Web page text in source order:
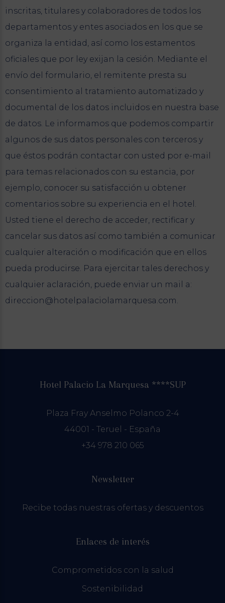
inscritas, titulares y colaboradores de todos los
departamentos y entes asociados en los que se
organiza la entidad, así como los estamentos
oficiales que por ley exijan la cesión. Mediante el
envío del formulario, el remitente presta su
consentimiento al tratamiento automatizado y
documental de los datos incluidos en nuestra base
de datos. Le informamos que podemos compartir
algunos de sus datos personales con terceros y
que éstos podrán contactar con usted por e-mail
para temas relacionados con su estancia, por
ejemplo, conocer su satisfacción u obtener
comentarios sobre su experiencia en el hotel.
Usted tiene el derecho de acceder, rectificar y
cancelar sus datos así como también a comunicar
cualquier alteración o modificación que en ellos
pueda producirse. Para ejercitar tales derechos y
cualquier aclaración, puede enviar un mail a:
direccion@hotelpalaciolamarquesa.com.
Hotel Palacio La Marquesa ****SUP
Plaza Fray Anselmo Polanco 2-4
44001 - Teruel - España
+34 978 210 065
Newsletter
Recibe todas nuestras ofertas y descuentos
Enlaces de interés
Comprometidos con la salud
Sostenibilidad